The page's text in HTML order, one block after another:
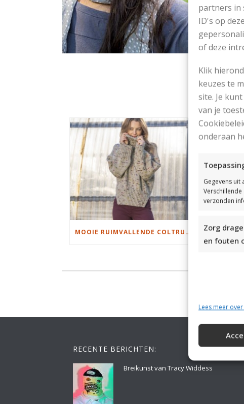
partners in
ID's op
of deze
Klik
keuzes te
site. Je
van je
onderaan
Gegevens uit
verzonden
Zorg
en fouten
Lees meer
MOOIE RUIMVALLENDE COLTRUI BREIEN
RECENTE BERICHTEN:
Breikunst van Tracy Widdess